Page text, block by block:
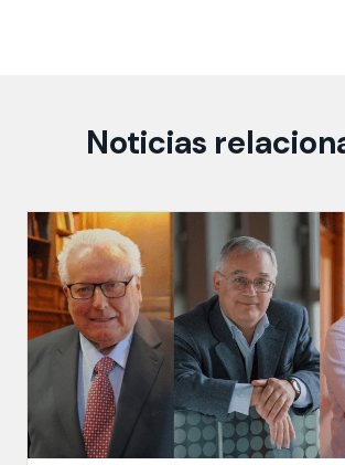
Noticias